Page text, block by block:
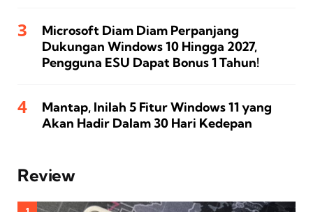
Microsoft Diam Diam Perpanjang
Dukungan Windows 10 Hingga 2027,
Pengguna ESU Dapat Bonus 1 Tahun!
Mantap, Inilah 5 Fitur Windows 11 yang
Akan Hadir Dalam 30 Hari Kedepan
Review